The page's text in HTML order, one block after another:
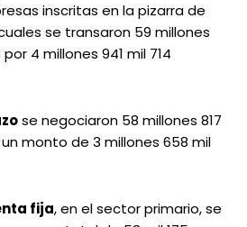
inscritas en la pizarra de
se transaron 59 millones
4 millones 941 mil 714
se negociaron 58 millones 817
monto de 3 millones 658 mil
fija, en el sector primario, se